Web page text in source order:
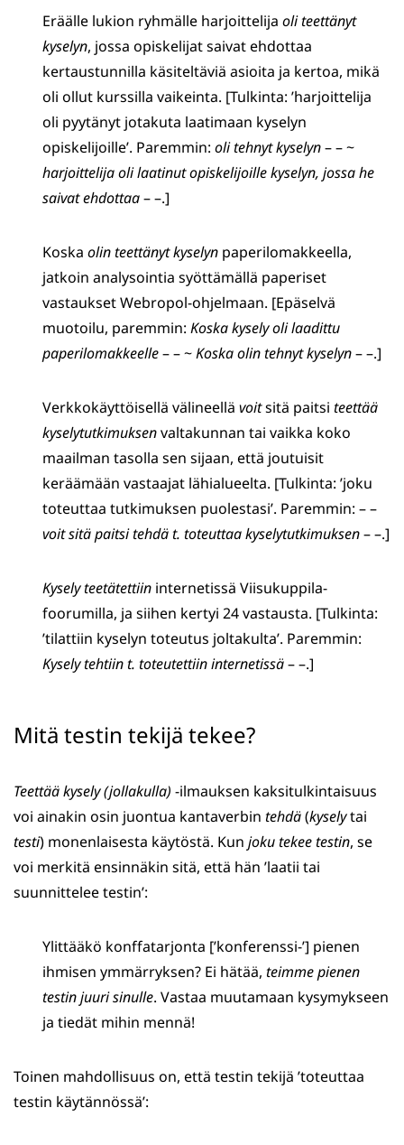
Eräälle lukion ryhmälle harjoittelija oli teettänyt
kyselyn, jossa opiskelijat saivat ehdottaa
kertaustunnilla käsiteltäviä asioita ja kertoa, mikä
oli ollut kurssilla vaikeinta. [Tulkinta: ’harjoittelija
oli pyytänyt jotakuta laatimaan kyselyn
opiskelijoille’. Paremmin: oli tehnyt kyselyn– – ~
harjoittelija oli laatinut opiskelijoille kyselyn, jossa he
saivat ehdottaa– –.]
Koska olin teettänyt kyselyn paperilomakkeella,
jatkoin analysointia syöttämällä paperiset
vastaukset Webropol-ohjelmaan. [Epäselvä
muotoilu, paremmin: Koska kysely oli laadittu
paperilomakkeelle– – ~Koska olin tehnyt kyselyn– –.]
Verkkokäyttöisellä välineellä voitsitä paitsi teettää
kyselytutkimuksenvaltakunnan tai vaikka koko
maailman tasolla sen sijaan, että joutuisit
keräämään vastaajat lähialueelta. [Tulkinta: ’joku
toteuttaa tutkimuksen puolestasi’. Paremmin: – –
voit sitä paitsi tehdä t. toteuttaa kyselytutkimuksen– –.]
Kysely teetätettiin internetissä Viisukuppila-
foorumilla, ja siihen kertyi 24 vastausta. [Tulkinta:
’tilattiin kyselyn toteutus joltakulta’. Paremmin:
Kysely tehtiin t. toteutettiininternetissä– –.]
Mitä testin tekijä tekee?
Teettää kysely (jollakulla) -ilmauksen kaksitulkintaisuus
voi ainakin osin juontua kantaverbin tehdä(kyselytai
testi) monenlaisesta käytöstä. Kun joku tekee testin, se
voi merkitä ensinnäkin sitä, että hän ’laatii tai
suunnittelee testin’:
Ylittääkö konffatarjonta [’konferenssi-’] pienen
ihmisen ymmärryksen? Ei hätää, teimme pienen
testin juuri sinulle. Vastaa muutamaan kysymykseen
ja tiedät mihin mennä!
Toinen mahdollisuus on, että testin tekijä ’toteuttaa
testin käytännössä’: